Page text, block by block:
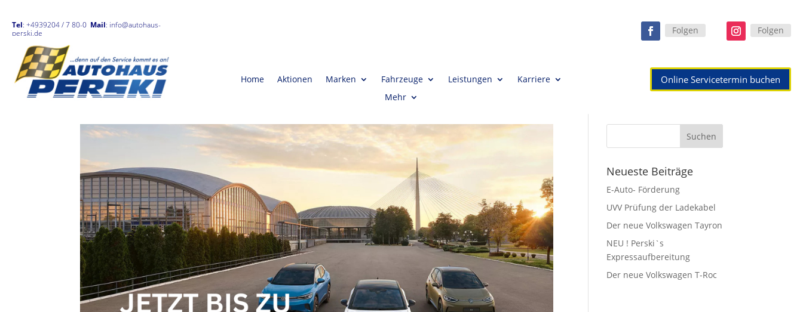
Tel: +4939204 / 7 80-0 Mail: info@autohaus-
perski.de
Home Aktionen Marken Fahrzeuge Leistungen
Karriere
Mehr
Folgen Folgen
Online Servicetermin buchen
Neueste Beiträge
E-Auto- Förderung
UVV Prüfung der Ladekabel
Der neue Volkswagen Tayron
NEU ! Perski`s
Expressaufbereitung
Der neue Volkswagen T-Roc